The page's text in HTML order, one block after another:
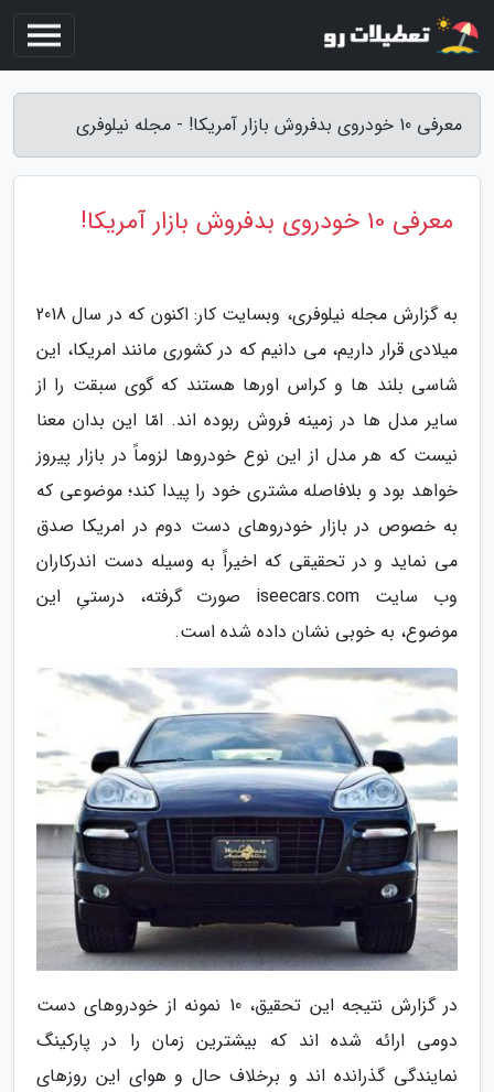
معرفی 10 خودروی بدفروش بازار آمریکا! - مجله نیلوفری
معرفی 10 خودروی بدفروش بازار آمریکا!
به گزارش مجله نیلوفری، وبسایت کار: اکنون که در سال 2018
میلادی قرار داریم، می دانیم که در کشوری مانند امریکا، این
شاسی بلند ها و کراس اورها هستند که گوی سبقت را از
سایر مدل ها در زمینه فروش ربوده اند. امّا این بدان معنا
نیست که هر مدل از این نوع خودروها لزوماً در بازار پیروز
خواهد بود و بلافاصله مشتری خود را پیدا کند؛ موضوعی که
به خصوص در بازار خودروهای دست دوم در امریکا صدق
می نماید و در تحقیقی که اخیراً به وسیله دست اندرکاران
وب سایت iseecars.com صورت گرفته، درستیِ این
موضوع، به خوبی نشان داده شده است.
در گزارش نتیجه این تحقیق، 10 نمونه از خودروهای دست
دومی ارائه شده اند که بیشترین زمان را در پارکینگ
نمایندگی گذرانده اند و برخلاف حال و هوای این روزهای